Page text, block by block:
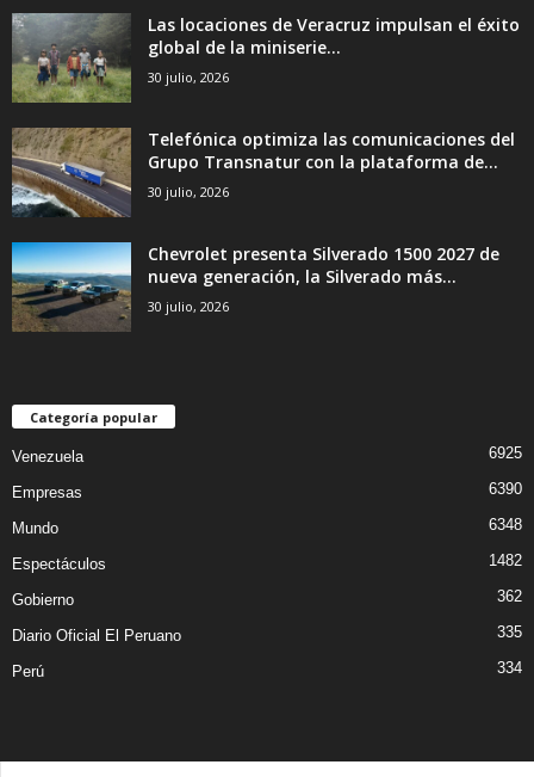
Las locaciones de Veracruz impulsan el éxito
global de la miniserie...
30 julio, 2026
Telefónica optimiza las comunicaciones del
Grupo Transnatur con la plataforma de...
30 julio, 2026
Chevrolet presenta Silverado 1500 2027 de
nueva generación, la Silverado más...
30 julio, 2026
Categoría popular
Venezuela 6925
Empresas 6390
Mundo 6348
Espectáculos 1482
Gobierno 362
Diario Oficial El Peruano 335
Perú 334